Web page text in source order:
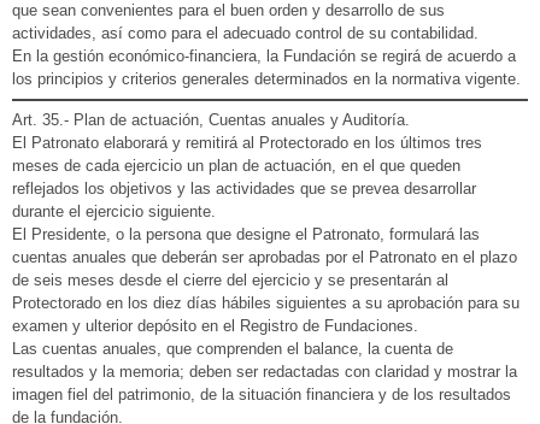
que sean convenientes para el buen orden y desarrollo de sus
actividades, así como para el adecuado control de su contabilidad.
En la gestión económico-financiera, la Fundación se regirá de acuerdo a
los principios y criterios generales determinados en la normativa vigente.
Art. 35.- Plan de actuación, Cuentas anuales y Auditoría.
El Patronato elaborará y remitirá al Protectorado en los últimos tres
meses de cada ejercicio un plan de actuación, en el que queden
reflejados los objetivos y las actividades que se prevea desarrollar
durante el ejercicio siguiente.
El Presidente, o la persona que designe el Patronato, formulará las
cuentas anuales que deberán ser aprobadas por el Patronato en el plazo
de seis meses desde el cierre del ejercicio y se presentarán al
Protectorado en los diez días hábiles siguientes a su aprobación para su
examen y ulterior depósito en el Registro de Fundaciones.
Las cuentas anuales, que comprenden el balance, la cuenta de
resultados y la memoria; deben ser redactadas con claridad y mostrar la
imagen fiel del patrimonio, de la situación financiera y de los resultados
de la fundación.